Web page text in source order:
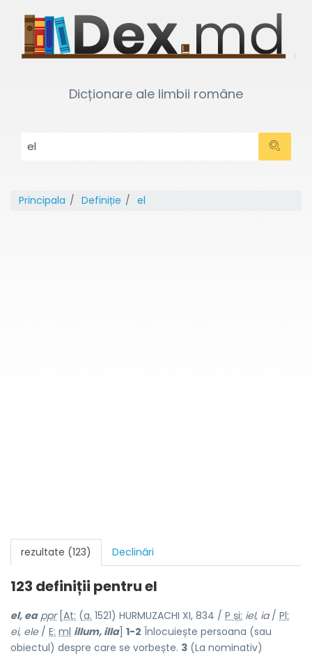
Dicționare ale limbii române
Principala Definiție el
rezultate (123) Declinări
123 definiții pentruel
el, ea ppr[ At: (a. 1521) HURMUZACHI XI, 834 / P și: iel, ia/ Pl:
ei, ele/ E: ml illum, illa] 1-2 Înlocuiește persoana (sau
obiectul) despre care se vorbește. 3 (La nominativ)